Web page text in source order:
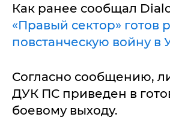
Как ранее сообщал
«Правый сектор» готов
повстанческую войну в
Согласно сообщению,
ДУК ПС приведен в
боевому выходу.